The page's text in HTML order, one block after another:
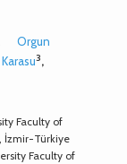
Orgun
3,
Faculty of
İzmir-Türkiye
Faculty of